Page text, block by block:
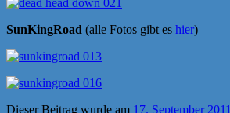
SunKingRoad (alle Fotos gibt es hier)
Dieser Beitrag wurde am 17. September 2011